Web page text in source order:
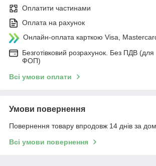
Оплатити частинами
Оплата на рахунок
Онлайн-оплата карткою Visa,
Безготівковий розрахунок. Без ПДВ (для
ФОП)
Всі умови оплати
Умови повернення
Повернення товару впродовж 14 днів за
Всі умови повернення